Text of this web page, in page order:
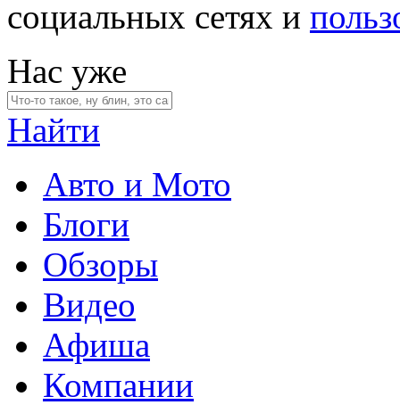
социальных сетях и
Нас уже
Найти
Авто и Мото
Блоги
Обзоры
Видео
Афиша
Компании